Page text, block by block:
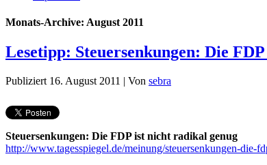
Monats-Archive: August 2011
Lesetipp: Steuersenkungen: Die
Publiziert 16. August 2011 | Von sebra
Steuersenkungen: Die FDP ist nicht radikal genug
http://www.tagesspiegel.de/meinung/steuersenkungen-die-